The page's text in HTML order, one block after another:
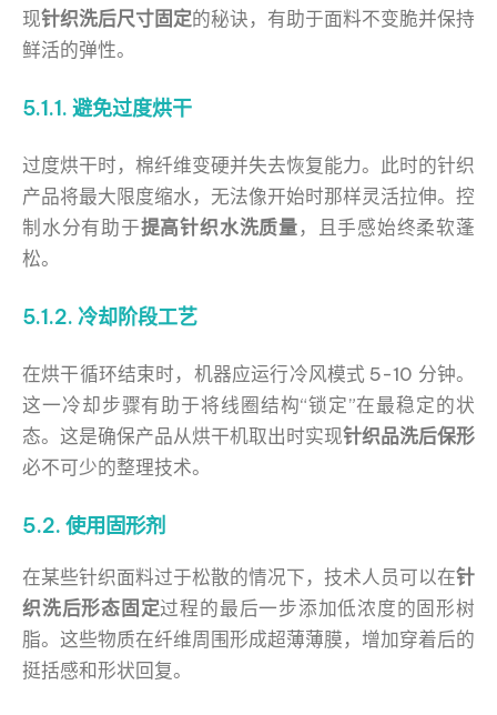
现针织洗后尺寸固定的秘诀，有助于面料不变脆并保持
鲜活的弹性。
5.1.1. 避免过度烘干
过度烘干时，棉纤维变硬并失去恢复能力。此时的针织
产品将最大限度缩水，无法像开始时那样灵活拉伸。控
制水分有助于提高针织水洗质量，且手感始终柔软蓬
松。
5.1.2. 冷却阶段工艺
在烘干循环结束时，机器应运行冷风模式 5-10 分钟。
这一冷却步骤有助于将线圈结构“锁定”在最稳定的状
态。这是确保产品从烘干机取出时实现针织品洗后保形
必不可少的整理技术。
5.2. 使用固形剂
在某些针织面料过于松散的情况下，技术人员可以在针
织洗后形态固定过程的最后一步添加低浓度的固形树
脂。这些物质在纤维周围形成超薄薄膜，增加穿着后的
挺括感和形状回复。